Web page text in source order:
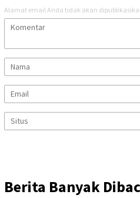
Alamat email Anda tidak akan
Berita Banyak